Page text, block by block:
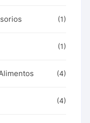
(1)
(1)
(4)
(4)